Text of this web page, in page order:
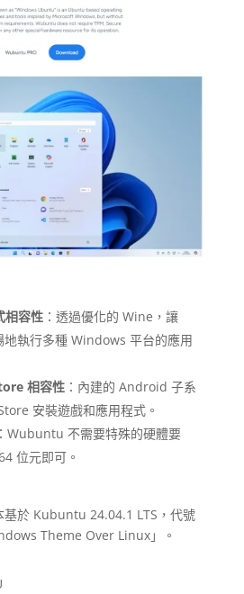
相容性：透過優化的 Wine，讓
執行多種 Windows 平台的應用
相容性：內建的 Android 子系
安裝遊戲和應用程式。
Wubuntu 不需要特殊的硬體要
位元即可。
於 Kubuntu 24.04.1 LTS，代號
Theme Over Linux」。